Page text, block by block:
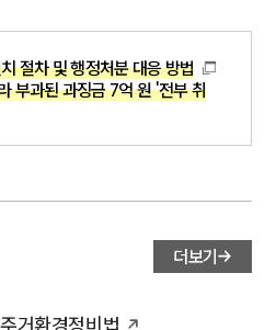
절차 및 행정처분 대응 방법
부과된 과징금 7억 원 '전부 취
더보기